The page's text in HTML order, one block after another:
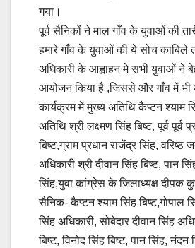
गया।
पूर्व सैनिकों ने माल गाँव के युवाओं की
हमारे गाँव के युवाओं की ये सोच काबिले
अधिकारी के आह्वाहन मे सभी युवाओं ने
आयोजन किया है ,जिससे और गाँव में भी
कार्यक्रम में मुख्य अतिथि कैप्टन श्याम
अतिथि श्री लक्ष्मण सिंह बिष्ट, पूर्व पूर्व
बिष्ट,ग्राम प्रधान राजेंद्र सिंह, वरिष्ठ
अधिकारी श्री दीवान सिंह बिष्ट, पान
सिंह,युवा कांग्रेस के जिलाध्यक्ष दीपक
सैनिक- कैप्टन श्याम सिंह बिष्ट,गोपाल
सिंह अधिकारी, सोबेदार दीवान सिंह
बिष्ट, विनोद सिंह बिष्ट, पान सिंह, नंदन